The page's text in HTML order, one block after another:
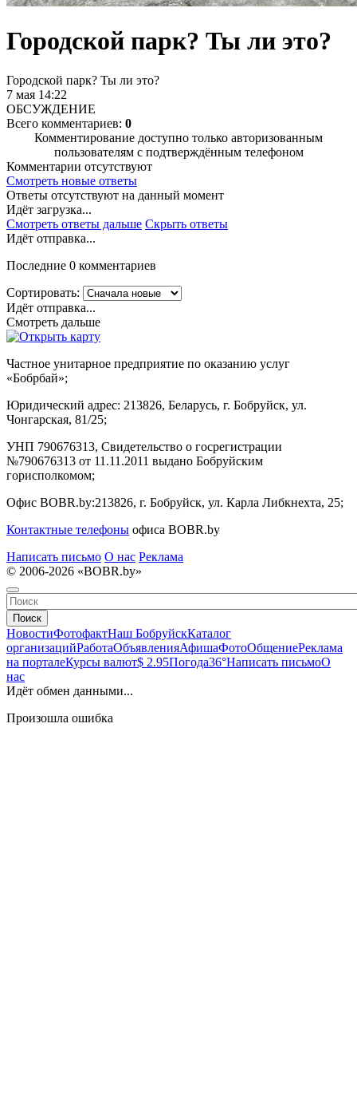
Городской парк? Ты ли это?
Городской парк? Ты ли это?
7 мая 14:22
ОБСУЖДЕНИЕ
Всего комментариев: 0
Комментирование доступно только авторизованным
пользователям с подтверждённым телефоном
Комментарии отсутствуют
Смотреть новые ответы
Ответы отсутствуют на данный момент
Идёт загрузка...
Смотреть ответы дальше Скрыть ответы
Идёт отправка...
Последние 0 комментариев
Сортировать:
Идёт отправка...
Смотреть дальше
Частное унитарное предприятие по оказанию услуг
«Бобрбай»;
Юридический адрес: 213826, Беларусь, г. Бобруйск, ул.
Чонгарская, 81/25;
УНП 790676313, Свидетельство о госрегистрации
№790676313 от 11.11.2011 выдано Бобруйским
горисполкомом;
Офис BOBR.by:213826, г. Бобруйск, ул. Карла Либкнехта, 25;
Контактные телефоны офиса BOBR.by
Написать письмо О нас Реклама
© 2006-2026 «BOBR.by»
Поиск
НовостиФотофактНаш БобруйскКаталог
организацийРаботаОбъявленияАфишаФотоОбщениеРеклама
на порталеКурсы валют$ 2.95Погода36°Написать письмоО
нас
Идёт обмен данными...
Произошла ошибка